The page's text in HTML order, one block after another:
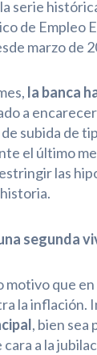
serie
de Empleo
marzo de
la banca
a
subida de
el último
las
segunda
motivo que
la inflación.
, bien sea
a la